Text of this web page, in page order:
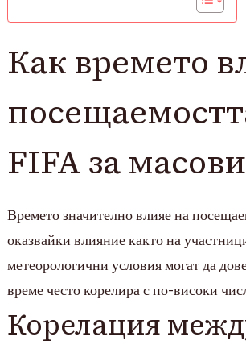
Как времето
FIFA за
Времето значително влияе на
оказвайки влияние както на
метеорологични условия могат да
време често корелира с по-високи
Корелация